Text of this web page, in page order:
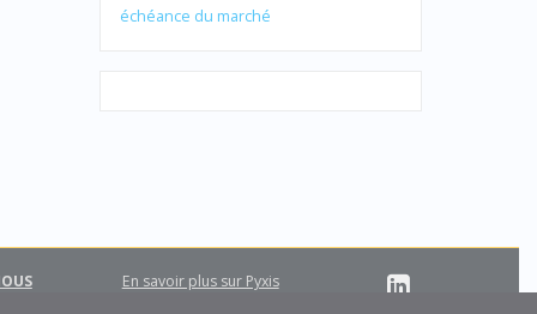
échéance du marché
En savoir plus sur Pyxis